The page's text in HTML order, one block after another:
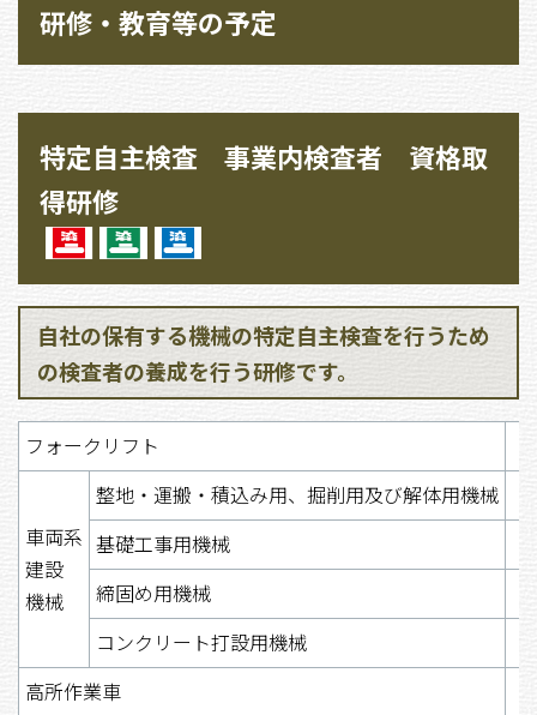
研修・教育等の予定
特定自主検査 事業内検査者 資格取
得研修
自社の保有する機械の特定自主検査を行うため
の検査者の養成を行う研修です。
フォークリフト
車両系
建設
機械
整地・運搬・積込み用、掘削用及び解体用機械
基礎工事用機械
締固め用機械
コンクリート打設用機械
高所作業車